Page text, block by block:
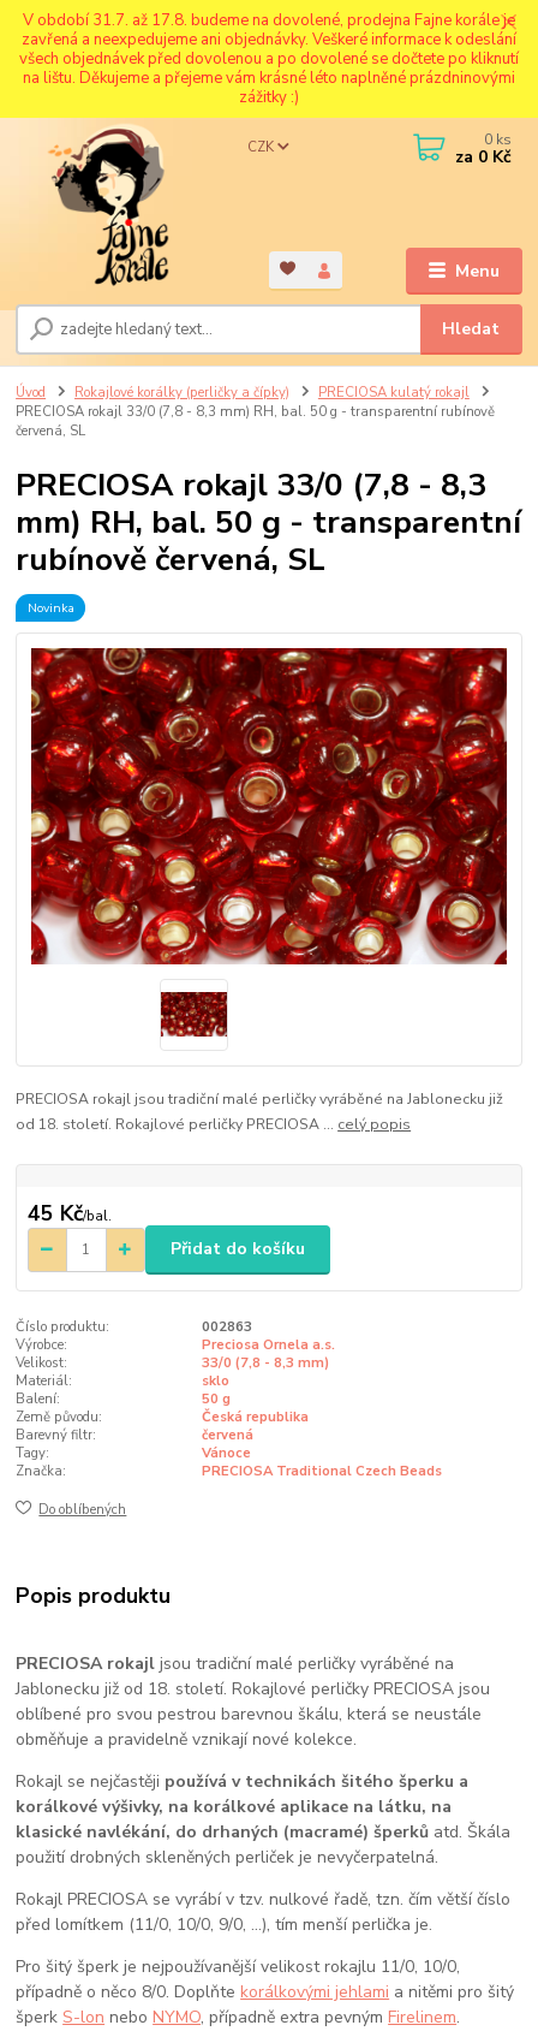
V období 31.7. až 17.8. budeme na dovolené, prodejna Fajne korále je
zavřená a neexpedujeme ani objednávky. Veškeré informace k odeslání
všech objednávek před dovolenou a po dovolené se dočtete po kliknutí
na lištu. Děkujeme a přejeme vám krásné léto naplněné prázdninovými
zážitky :)
Menu
CZK
Hledat
0 ks
za 0 Kč
Úvod Rokajlové korálky (perličky a čípky)
PRECIOSA kulatý rokajl
PRECIOSA rokajl 33/0 (7,8 - 8,3 mm) RH, bal. 50 g - transparentní rubínově
červená, SL
PRECIOSA rokajl 33/0 (7,8 - 8,3
mm) RH, bal. 50 g - transparentní
rubínově červená, SL
Novinka
PRECIOSA rokajl jsou tradiční malé perličky vyráběné na Jablonecku již
od 18. století. Rokajlové perličky PRECIOSA ... celý popis
45 Kč/bal.
Přidat do košíku
Číslo produktu:
002863
Výrobce:
Preciosa Ornela a.s.
Velikost:
33/0 (7,8 - 8,3 mm)
Materiál:
sklo
Balení:
50 g
Země původu:
Česká republika
Barevný filtr:
červená
Tagy:
Vánoce
Značka:
PRECIOSA Traditional Czech Beads
Do oblíbených
Popis produktu
PRECIOSA rokajl jsou tradiční malé perličky vyráběné na
Jablonecku již od 18. století. Rokajlové perličky PRECIOSA jsou
oblíbené pro svou pestrou barevnou škálu, která se neustále
obměňuje a pravidelně vznikají nové kolekce.
Rokajl se nejčastěji používá v technikách šitého šperku a
korálkové výšivky, na korálkové aplikace na látku, na
klasické navlékání, do drhaných (macramé) šperků atd. Škála
použití drobných skleněných perliček je nevyčerpatelná.
Rokajl PRECIOSA se vyrábí v tzv. nulkové řadě, tzn. čím větší číslo
před lomítkem (11/0, 10/0, 9/0, …), tím menší perlička je.
Pro šitý šperk je nejpoužívanější velikost rokajlu 11/0, 10/0,
případně o něco 8/0. Doplňte korálkovými jehlami a nitěmi pro šitý
šperkS-lon nebo NYMO, případně extra pevným Firelinem.